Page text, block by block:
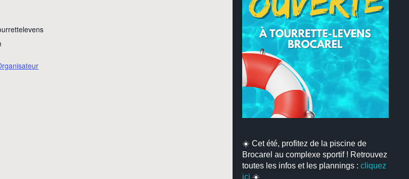
☀️ Cet été, profitez de la piscine de
Brocarel au complexe sportif ! Retrouvez
toutes les infos et les plannings : cliquez
ici ☀️